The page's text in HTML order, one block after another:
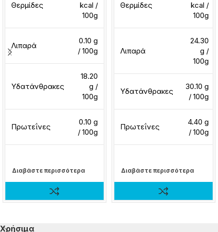
Θερμίδες
kcal /
100g
Λιπαρά
0.10 g
/ 100g
Υδατάνθρακες
18.20
g /
100g
Πρωτεΐνες
0.10 g
/ 100g
Διαβάστε περισσότερα
Θερμίδες
kcal /
100g
Λιπαρά
24.30
g /
100g
Υδατάνθρακες
30.10 g
/ 100g
Πρωτεΐνες
4.40 g
/ 100g
Διαβάστε περισσότερα
Χρήσιμα